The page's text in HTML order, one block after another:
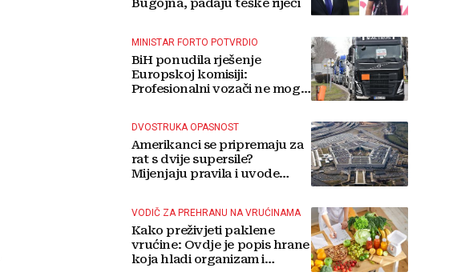
Bugojna, padaju teške riječi
MINISTAR FORTO POTVRDIO
BiH ponudila rješenje
Europskoj komisiji:
Profesionalni vozači ne mogu
DVOSTRUKA OPASNOST
Amerikanci se pripremaju za
rat s dvije supersile?
Mijenjaju pravila i uvode
VODIČ ZA PREHRANU NA VRUĆINAMA
Kako preživjeti paklene
vrućine: Ovdje je popis hrane
koja hladi organizam i